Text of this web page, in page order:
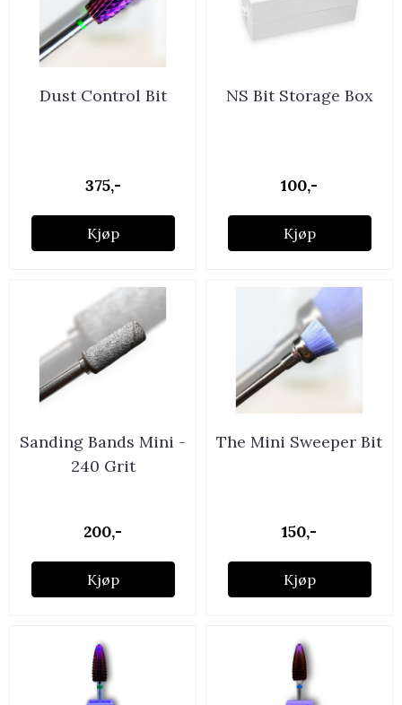
Dust Control Bit
375,-
Kjøp
NS Bit Storage Box
100,-
Kjøp
Sanding Bands Mini -
240 Grit
200,-
Kjøp
The Mini Sweeper Bit
150,-
Kjøp